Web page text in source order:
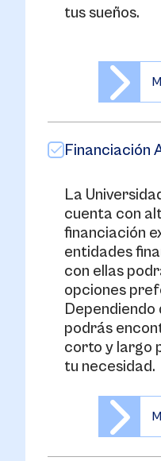
tus sueños.
Financiación
La
cuenta con
financiación
entidades
con ellas
opciones
Dependiendo
podrás
corto y largo
tu necesidad.